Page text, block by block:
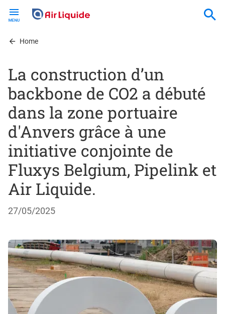
contentHome
La construction d’un
backbone de CO2 a débuté
dans la zone portuaire
d'Anvers grâce à une
initiative conjointe de
Fluxys Belgium, Pipelink et
Air Liquide.
27/05/2025